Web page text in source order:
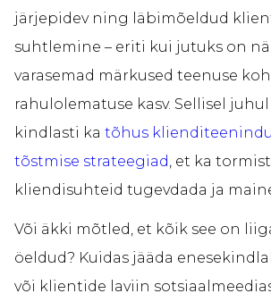
järjepidev ning läbimõeldud
suhtlemine – eriti kui jutuks on
varasemad märkused teenuse
rahulolematuse kasv. Sellisel
kindlasti ka tõhus
tõstmise strateegiad, et ka
kliendisuhteid tugevdada ja
Või äkki mõtled, et kõik see on
öeldud? Kuidas jääda
või klientide laviin